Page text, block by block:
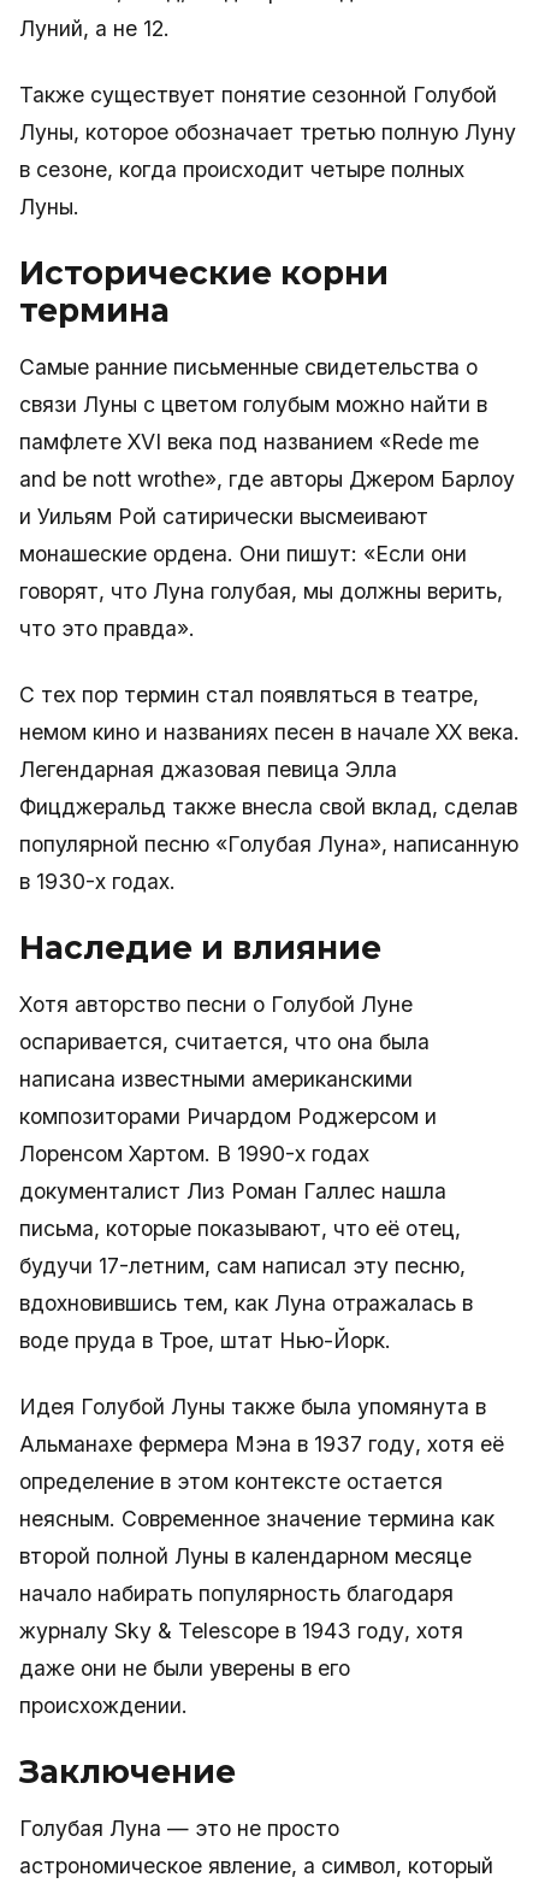
Луний, а не 12.
Также существует понятие сезонной Голубой
Луны, которое обозначает третью полную Луну
в сезоне, когда происходит четыре полных
Луны.
Исторические корни
термина
Самые ранние письменные свидетельства о
связи Луны с цветом голубым можно найти в
памфлете XVI века под названием «Rede me
and be nott wrothe», где авторы Джером Барлоу
и Уильям Рой сатирически высмеивают
монашеские ордена. Они пишут: «Если они
говорят, что Луна голубая, мы должны верить,
что это правда».
С тех пор термин стал появляться в театре,
немом кино и названиях песен в начале XX века.
Легендарная джазовая певица Элла
Фицджеральд также внесла свой вклад, сделав
популярной песню «Голубая Луна», написанную
в 1930-х годах.
Наследие и влияние
Хотя авторство песни о Голубой Луне
оспаривается, считается, что она была
написана известными американскими
композиторами Ричардом Роджерсом и
Лоренсом Хартом. В 1990-х годах
документалист Лиз Роман Галлес нашла
письма, которые показывают, что её отец,
будучи 17-летним, сам написал эту песню,
вдохновившись тем, как Луна отражалась в
воде пруда в Трое, штат Нью-Йорк.
Идея Голубой Луны также была упомянута в
Альманахе фермера Мэна в 1937 году, хотя её
определение в этом контексте остается
неясным. Современное значение термина как
второй полной Луны в календарном месяце
начало набирать популярность благодаря
журналу Sky & Telescope в 1943 году, хотя
даже они не были уверены в его
происхождении.
Заключение
Голубая Луна — это не просто
астрономическое явление, а символ, который